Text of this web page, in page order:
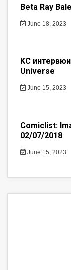
Beta Ray Bale
June 18, 2023
KC
Universe
June 15, 2023
Comiclist:
02/07/2018
June 15, 2023